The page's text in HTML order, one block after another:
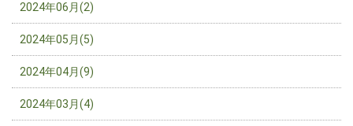
2024年06月(2)
2024年05月(5)
2024年04月(9)
2024年03月(4)